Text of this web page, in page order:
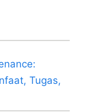
Tugas,